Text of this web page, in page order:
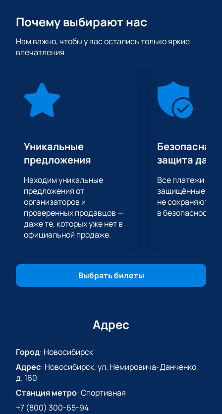
Передовые световые и звуковые эффекты,
действо, происходящее на сцене, даря публике
множество ярких положительных эмоций. Это
ребенка, связанный с необычными и приятными
впечатлениями от увиденного!
Почему выбирают нас
Нам важно, чтобы у вас остались только яркие
впечатления
Уникальные
предложения
Находим уникальные
предложения от
организаторов и
проверенных продавцов —
даже те, которых уже нет в
официальной продаже.
Безопасная
защита
Все платежи
защищённые
не сохраняются
в безопасности.
Выбрать билеты
Адрес
Город: Новосибирск
Адрес: Новосибирск, ул. Немировича-Данченко,
д. 160
Станция метро:Спортивная
+7 (800) 300-65-94